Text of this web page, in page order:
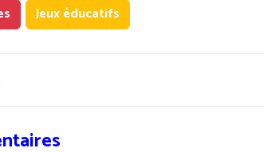
Jeux éducatifs